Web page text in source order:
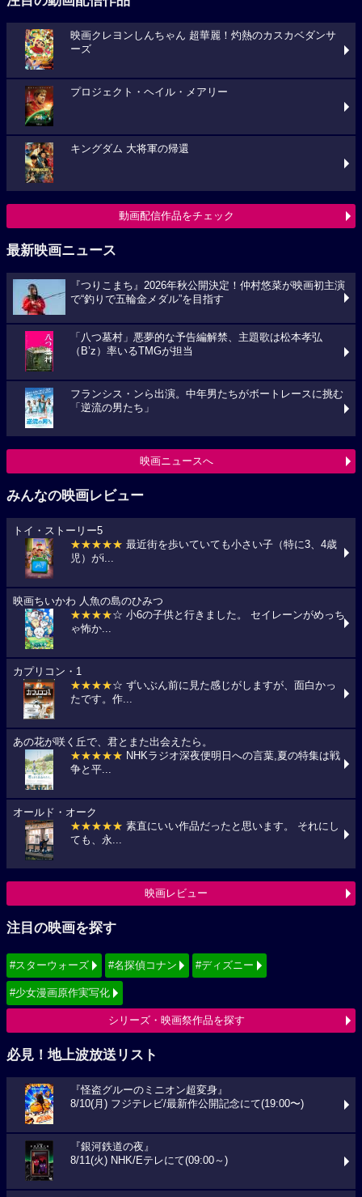
映画クレヨンしんちゃん 超華麗！灼熱のカスカベダンサ
ーズ
プロジェクト・ヘイル・メアリー
キングダム 大将軍の帰還
動画配信作品をチェック
最新映画ニュース
『つりこまち』2026年秋公開決定！仲村悠菜が映画初主演
で“釣りで五輪金メダル”を目指す
「八つ墓村」悪夢的な予告編解禁、主題歌は松本孝弘
（B’z）率いるTMGが担当
フランシス・ンら出演。中年男たちがボートレースに挑む
「逆流の男たち」
映画ニュースへ
みんなの映画レビュー
トイ・ストーリー5
★★★★★ 最近街を歩いていても小さい子（特に3、4歳
児）がi...
映画ちいかわ 人魚の島のひみつ
★★★★☆ 小6の子供と行きました。 セイレーンがめっち
ゃ怖か...
カプリコン・1
★★★★☆ ずいぶん前に見た感じがしますが、面白かっ
たです。作...
あの花が咲く丘で、君とまた出会えたら。
★★★★★ NHKラジオ深夜便明日への言葉,夏の特集は戦
争と平...
オールド・オーク
★★★★★ 素直にいい作品だったと思います。 それにし
ても、永...
映画レビュー
注目の映画を探す
#スターウォーズ #名探偵コナン #ディズニー
#少女漫画原作実写化
シリーズ・映画祭作品を探す
必見！地上波放送リスト
『怪盗グルーのミニオン超変身』
8/10(月) フジテレビ/最新作公開記念にて(19:00〜)
『銀河鉄道の夜』
8/11(火) NHK/Eテレにて(09:00～)